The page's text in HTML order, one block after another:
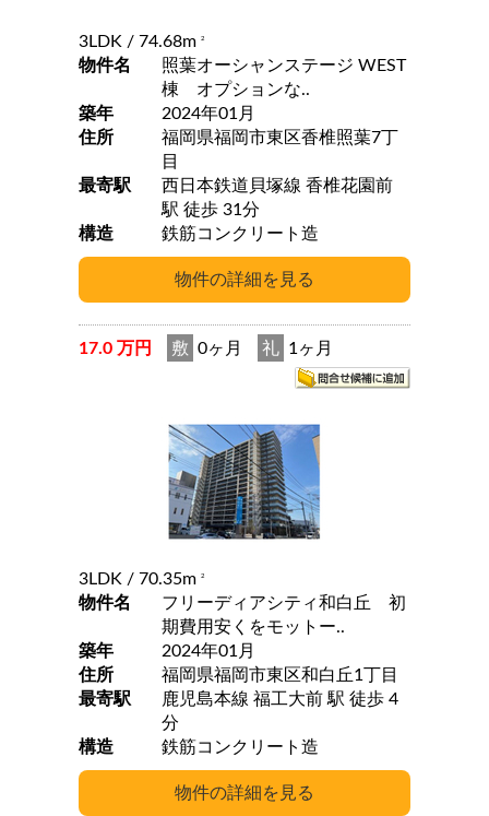
3LDK / 74.68m 2
物件名
照葉オーシャンステージ WEST
棟 オプションな..
築年
2024年01月
住所
福岡県福岡市東区香椎照葉7丁
目
最寄駅
西日本鉄道貝塚線 香椎花園前
駅 徒歩 31分
構造
鉄筋コンクリート造
17.0 万円 敷 0ヶ月 礼 1ヶ月
3LDK / 70.35m 2
物件名
フリーディアシティ和白丘 初
期費用安くをモットー..
築年
2024年01月
住所
福岡県福岡市東区和白丘1丁目
最寄駅
鹿児島本線 福工大前 駅 徒歩 4
分
構造
鉄筋コンクリート造